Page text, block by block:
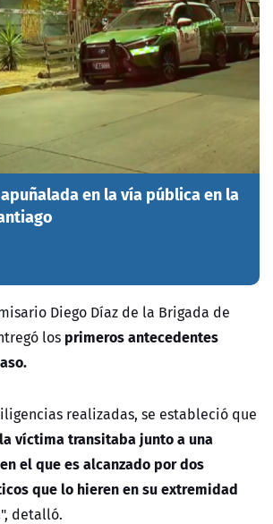
en la vía pública en la
Diego Díaz de la Brigada de
los primeros antecedentes
realizadas, se estableció que
la víctima transitaba junto a una
el que es alcanzado por dos
que lo hieren en su extremidad
", detalló.